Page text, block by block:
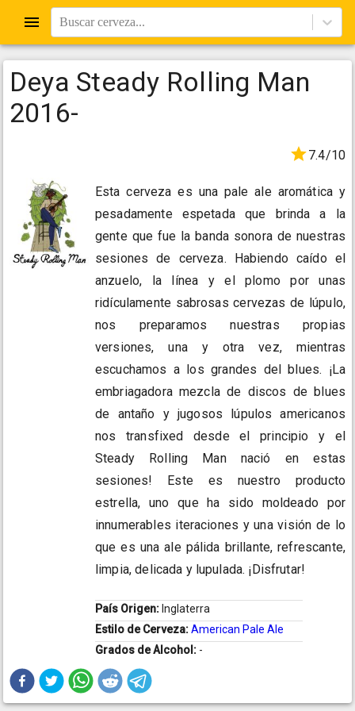
Buscar cerveza...
Deya Steady Rolling Man
2016-
7.4/10
Esta cerveza es una pale ale aromática y
pesadamente espetada que brinda a la
gente que fue la banda sonora de nuestras
sesiones de cerveza. Habiendo caído el
anzuelo, la línea y el plomo por unas
ridículamente sabrosas cervezas de lúpulo,
nos preparamos nuestras propias
versiones, una y otra vez, mientras
escuchamos a los grandes del blues. ¡La
embriagadora mezcla de discos de blues
de antaño y jugosos lúpulos americanos
nos transfixed desde el principio y el
Steady Rolling Man nació en estas
sesiones! Este es nuestro producto
estrella, uno que ha sido moldeado por
innumerables iteraciones y una visión de lo
que es una ale pálida brillante, refrescante,
limpia, delicada y lupulada. ¡Disfrutar!
País Origen: Inglaterra
Estilo de Cerveza:American Pale Ale
Grados de Alcohol: -